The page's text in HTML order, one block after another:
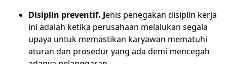
Disiplin preventif. Jenis penegakan disiplin kerja
ini adalah ketika perusahaan melalukan segala
upaya untuk memastikan karyawan mematuhi
aturan dan prosedur yang ada demi mencegah